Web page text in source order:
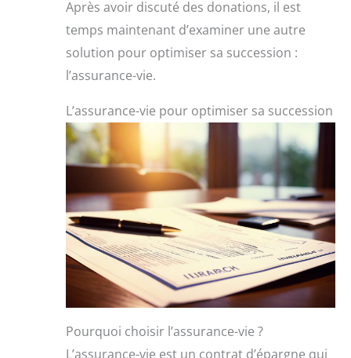
Après avoir discuté des donations, il est
temps maintenant d’examiner une autre
solution pour optimiser sa succession :
l’assurance-vie.
L’assurance-vie pour optimiser sa succession
Pourquoi choisir l’assurance-vie ?
L’assurance-vie est un contrat d’épargne qui